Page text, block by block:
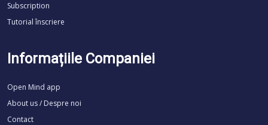
Subscription
Tutorial înscriere
Informațiile Companiei
Open Mind app
About us / Despre noi
Contact